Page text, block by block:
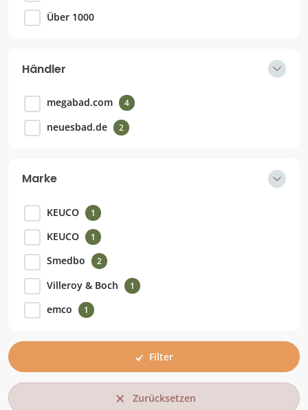
Über 1000
Händler
megabad.com 4
neuesbad.de 2
Marke
KEUCO 1
KEUCO 1
Smedbo 2
Villeroy & Boch 1
emco 1
Filter
Zurücksetzen